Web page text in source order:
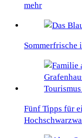
mehr
Sommerfrische
Fünf Tipps für